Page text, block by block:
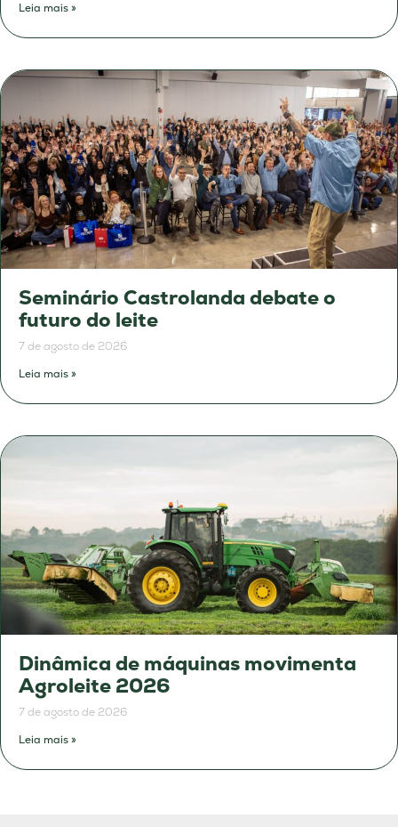
Leia mais »
Seminário Castrolanda debate o
futuro do leite
7 de agosto de 2026
Leia mais »
Dinâmica de máquinas movimenta
Agroleite 2026
7 de agosto de 2026
Leia mais »